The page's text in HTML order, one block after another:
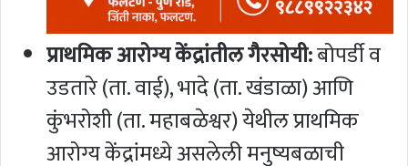
प्राथमिक आरोग्य केंद्रांतील गैरसोयी:बोपर्डी व
उडतारे (ता. वाई), भादे (ता. खंडाळा) आणि
कुंभरोशी (ता. महाबळेश्वर) येथील प्राथमिक
आरोग्य केंद्रांमध्ये असलेली मनुष्यबळाची